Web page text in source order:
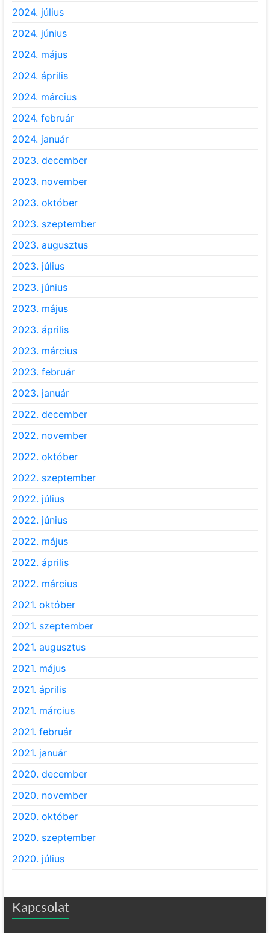
2024. július
2024. június
2024. május
2024. április
2024. március
2024. február
2024. január
2023. december
2023. november
2023. október
2023. szeptember
2023. augusztus
2023. július
2023. június
2023. május
2023. április
2023. március
2023. február
2023. január
2022. december
2022. november
2022. október
2022. szeptember
2022. július
2022. június
2022. május
2022. április
2022. március
2021. október
2021. szeptember
2021. augusztus
2021. május
2021. április
2021. március
2021. február
2021. január
2020. december
2020. november
2020. október
2020. szeptember
2020. július
Kapcsolat